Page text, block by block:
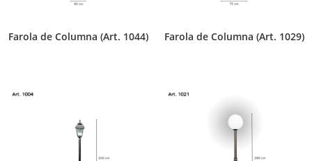
Farola de Columna (Art. 1044) Farola de Columna (Art. 1029)